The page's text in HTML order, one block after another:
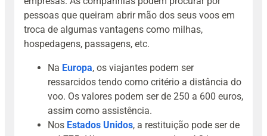
pessoas que queiram abrir mão dos seus voos em
troca de algumas vantagens como milhas,
hospedagens, passagens, etc.
Na Europa, os viajantes podem ser
ressarcidos tendo como critério a distância do
voo. Os valores podem ser de 250 a 600 euros,
assim como assistência.
Nos Estados Unidos, a restituição pode ser de